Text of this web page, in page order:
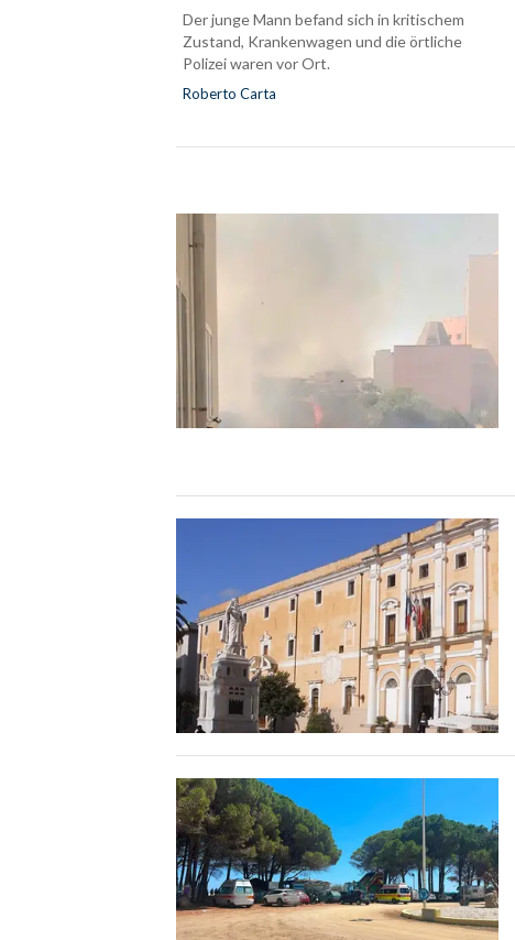
Der junge Mann befand sich in kritischem
Zustand, Krankenwagen und die örtliche
Polizei waren vor Ort.
Roberto Carta